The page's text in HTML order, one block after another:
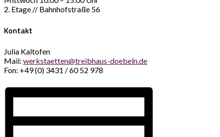
2. Etage // Bahnhofstraße 56
Kontakt
Julia Kaltofen
Mail: werkstaetten@treibhaus-doebeln.de
Fon: +49 (0) 3431 / 60 52 978